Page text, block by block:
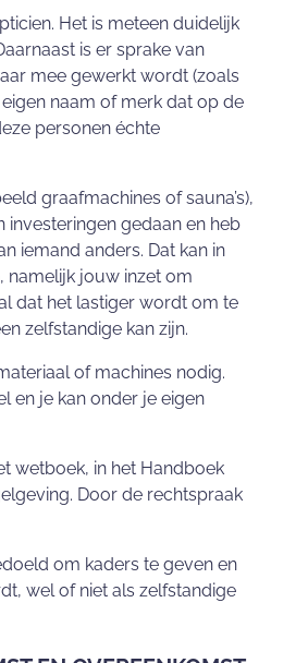
Het is meteen duidelijk
is er sprake van
mee gewerkt wordt (zoals
naam of merk dat op de
personen échte
graafmachines of sauna’s),
investeringen gedaan en heb
iemand anders. Dat kan in
namelijk jouw inzet om
dat het lastiger wordt om te
zelfstandige kan zijn.
of machines nodig.
en je kan onder je eigen
wetboek, in het Handboek
Door de rechtspraak
om kaders te geven en
wel of niet als zelfstandige